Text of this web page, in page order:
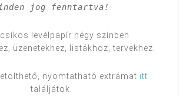
jog fenntartva!
levélpapír négy színben
üzenetekhez, listákhoz, tervekhez.
nyomtatható extrámat itt
találjátok.